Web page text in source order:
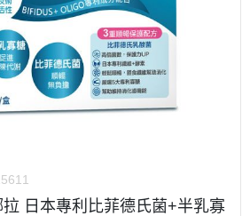
日本專利比菲德氏菌+半乳寡